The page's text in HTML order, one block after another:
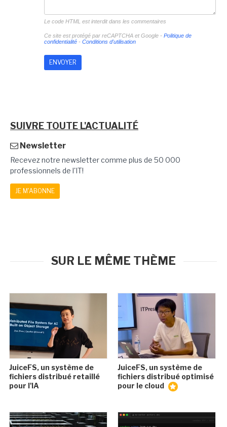
Le code HTML est interdit dans les commentaires
Ce site est protégé par reCAPTCHA et Google - Politique de
confidentialité- Conditions d'utilisation
SUIVRE TOUTE L'ACTUALITÉ
Newsletter
Recevez notre newsletter comme plus de 50 000
professionnels de l'IT!
JE M'ABONNE
SUR LE MÊME THÈME
JuiceFS, un système de
fichiers distribué retaillé
pour l'IA
JuiceFS, un système de
fichiers distribué optimisé
pour le cloud